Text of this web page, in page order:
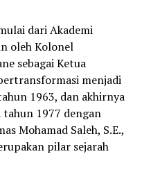
dari Akademi
oleh Kolonel
sebagai Ketua
menjadi
1963, dan akhirnya
tahun 1977 dengan
Mohamad Saleh, S.E.,
pilar sejarah